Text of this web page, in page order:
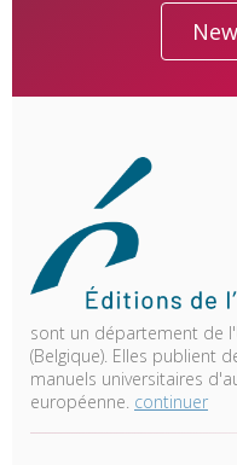
sont un département de
(Belgique). Elles publient
manuels universitaires
européenne. continuer